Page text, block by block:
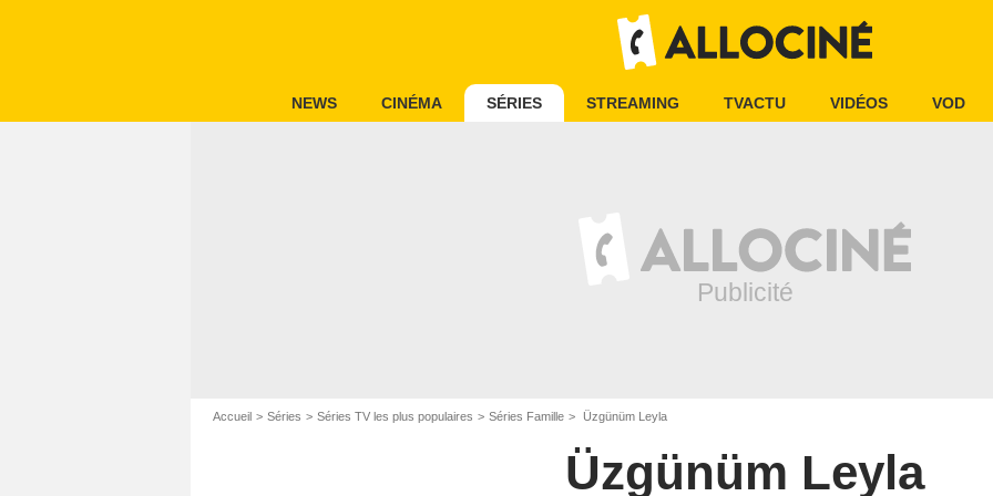
NEWS CINÉMA SÉRIES STREAMING TVACTU VIDÉOS VOD
Accueil Séries Séries TV les plus populaires Séries Famille Üzgünüm Leyla
Üzgünüm Leyla